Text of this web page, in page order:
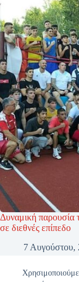
Δυναμική παρουσία
σε διεθνές επίπεδο
7 Αυγούστου,